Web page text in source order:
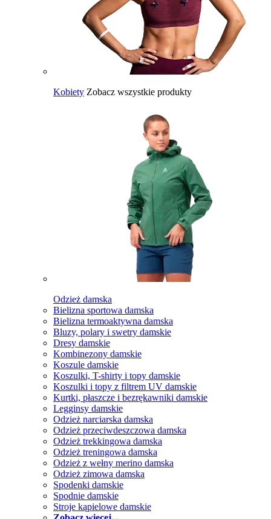
Kobiety Zobacz wszystkie produkty
Odzież damska
Bielizna sportowa damska
Bielizna termoaktywna damska
Bluzy, polary i swetry damskie
Dresy damskie
Kombinezony damskie
Koszule damskie
Koszulki, T-shirty i topy damskie
Koszulki i topy z filtrem UV damskie
Kurtki, płaszcze i bezrękawniki damskie
Legginsy damskie
Odzież narciarska damska
Odzież przeciwdeszczowa damska
Odzież trekkingowa damska
Odzież treningowa damska
Odzież z wełny merino damska
Odzież zimowa damska
Spodenki damskie
Spodnie damskie
Stroje kąpielowe damskie